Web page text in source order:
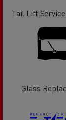
Tail Lift
Glass